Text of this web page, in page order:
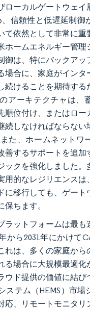
ローカルゲートウェイ
、信頼性と低遅延制御
て依然として非常に重
ホームエネルギー管理
御は、特にバックアッ
場合に、家庭がインタ
続けることを期待する
アーキテクチャは、
順位付け、またはロー
続しなければならない
た、ホームネットワ
善するサポートを追加
ックを強化しました。
用的なレジリエンスは
に移行しても、ゲート
ちます。
ラットフォームは最も
から2031年にかけて
れは、多くの家庭から
る場合に大規模最適化
ウド提供の価値に結び
ステム（HEMS）市場
応、リモートモニタリ